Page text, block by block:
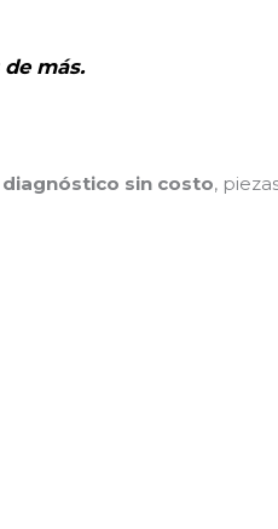
más.
diagnóstico sin costo,